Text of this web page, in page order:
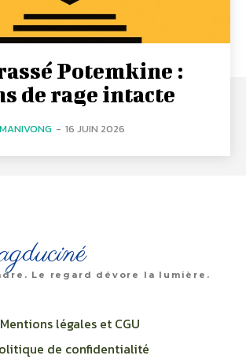
Potemkine :
de rage intacte
- 16 JUIN 2026
Le regard dévore la lumière.
Mentions légales et CGU
de confidentialité